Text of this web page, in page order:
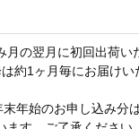
月の翌月に初回出荷い
約1ヶ月毎にお届けい
年始のお申し込み分